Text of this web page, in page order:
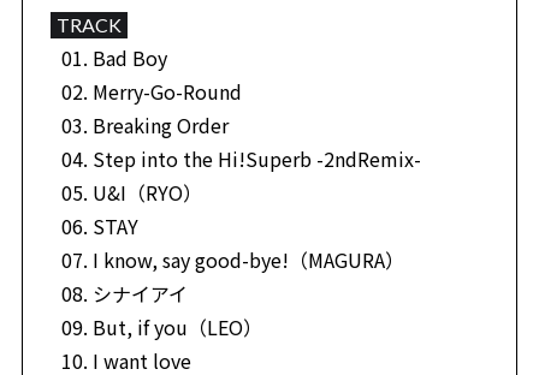
TRACK
Bad Boy
Merry-Go-Round
Breaking Order
Step into the Hi!Superb -2ndRemix-
U&I（RYO）
STAY
I know, say good-bye!（MAGURA）
シナイアイ
But, if you（LEO）
I want love